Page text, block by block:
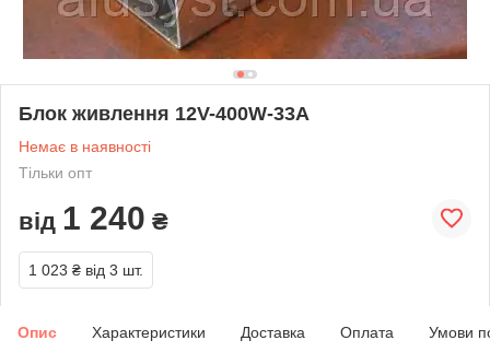
Блок живлення 12V-400W-33А
Немає в наявності
Тільки опт
від 1 240 ₴
1 023 ₴ від 3 шт.
Опис Характеристики Доставка Оплата Умови